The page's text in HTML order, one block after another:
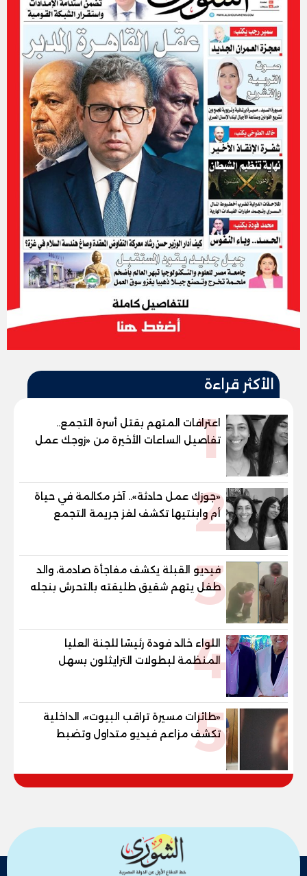
الأكثر قراءة
1
اعترافات المتهم بقتل أسرة التجمع..
تفاصيل الساعات الأخيرة من «زوجك عمل
حادثة» حتى إطلاق النار
2
«جوزك عمل حادثة».. آخر مكالمة في حياة
أم وابنتيها تكشف لغز جريمة التجمع
الخامس
3
فيديو القبلة يكشف مفاجأة صادمة، والد
طفل يتهم شقيق طليقته بالتحرش بنجله
في القليوبية
4
اللواء خالد فودة رئيسًا للجنة العليا
المنظمة لبطولات الترايثلون بسهل
حشيش
5
«طائرات مسيرة تراقب البيوت»، الداخلية
تكشف مزاعم فيديو متداول وتضبط
صاحبه المريض نفسيا